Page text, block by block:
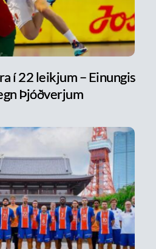
í 22 leikjum – Einungis
Þjóðverjum